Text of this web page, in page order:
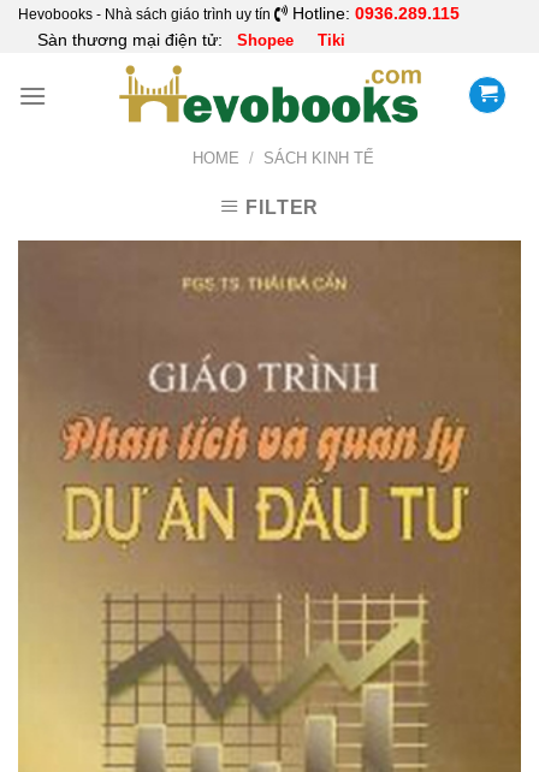
SkipHevobooks - Nhà sách giáo trình uy tín Hotline: 0936.289.115
Sàn thương mại điện tử: Shopee Tiki
HOME / SÁCH KINH TẾ
FILTER